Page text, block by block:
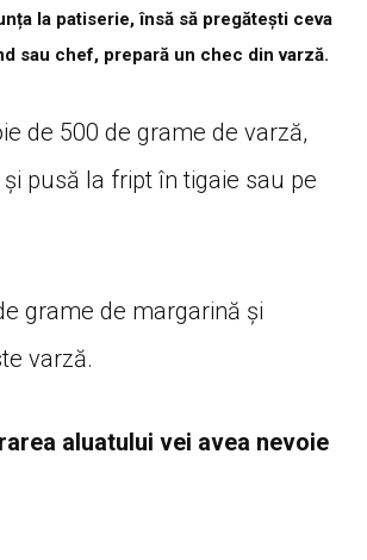
la patiserie, însă să pregătești ceva
sau chef, prepară un chec din varză.
de 500 de grame de varză,
pusă la fript în tigaie sau pe
grame de margarină și
varză.
aluatului vei avea nevoie